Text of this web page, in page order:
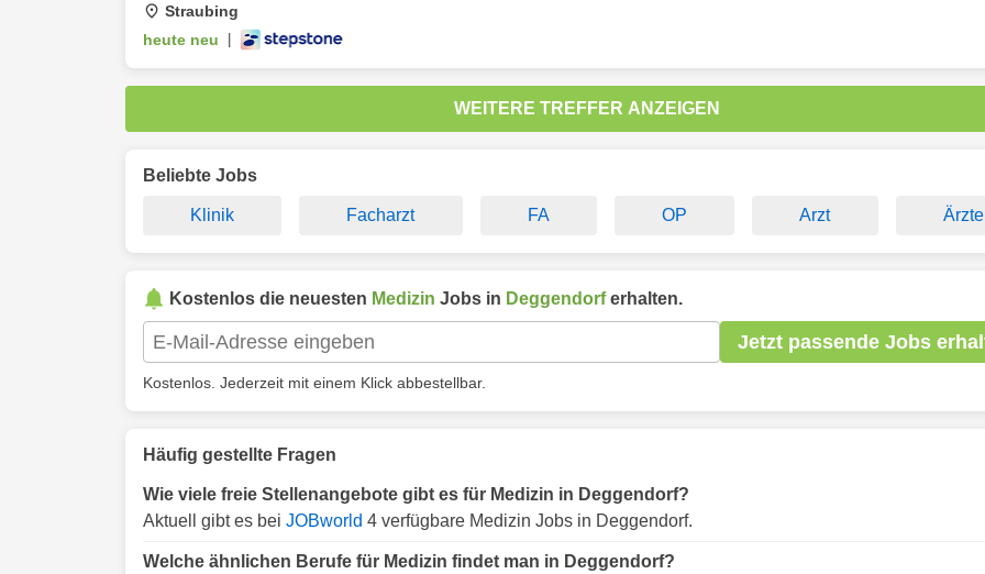
Straubing
heute neu
WEITERE TREFFER ANZEIGEN
Beliebte Jobs
Klinik Facharzt FA OP Arzt Ärzte
Kostenlos die neuesten Medizin Jobs in Deggendorferhalten.
Jetzt passende Jobs
Kostenlos. Jederzeit mit einem Klick abbestellbar.
Häufig gestellte Fragen
Wie viele freie Stellenangebote gibt es für Medizin in Deggendorf?
Aktuell gibt es bei JOBworld 4 verfügbare Medizin Jobs in Deggendorf.
Welche ähnlichen Berufe für Medizin findet man in Deggendorf?